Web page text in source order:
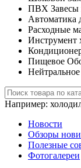
ПВХ Завесы
Автоматика
Расходные
Инструмент
Пищевое
Например:
Новости
Обзоры
Полезные
Фотогалереи